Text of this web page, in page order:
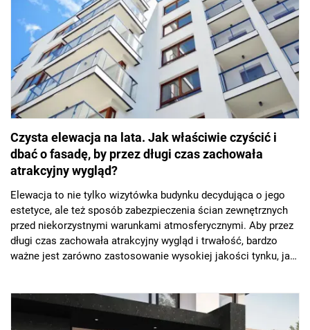
kolejności prac, oraz zastosować sprawdzone i kompatybilne
ze sobą produkty.
Czysta elewacja na lata. Jak właściwie czyścić i
dbać o fasadę, by przez długi czas zachowała
atrakcyjny wygląd?
Elewacja to nie tylko wizytówka budynku decydująca o jego
estetyce, ale też sposób zabezpieczenia ścian zewnętrznych
przed niekorzystnymi warunkami atmosferycznymi. Aby przez
długi czas zachowała atrakcyjny wygląd i trwałość, bardzo
ważne jest zarówno zastosowanie wysokiej jakości tynku, jak
używać w tym celu?